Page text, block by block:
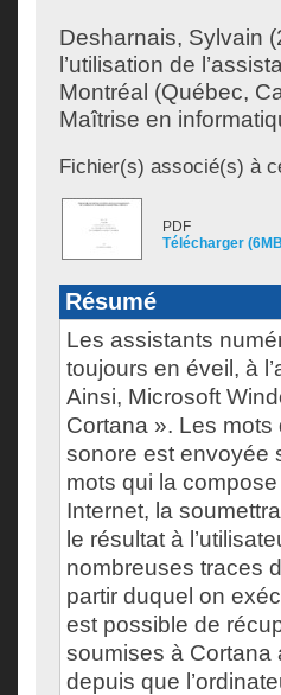
Desharnais, Sylvain
l’utilisation de
Montréal (Québec,
Maîtrise en
Fichier(s) associé(s) à
PDF
Télécharger
Résumé
Les assistants
toujours en éveil, à
Ainsi, Microsoft
Cortana ». Les
sonore est envoyée
mots qui la
Internet, la
le résultat à
nombreuses traces
partir duquel on
est possible de
soumises à Cortana
depuis que